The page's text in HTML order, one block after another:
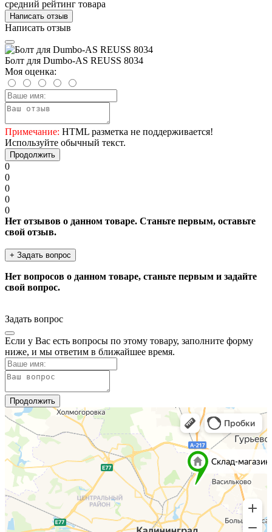
средний рейтинг товара
Написать отзыв
Написать отзыв
Болт для Dumbo-AS REUSS 8034
Моя оценка:
Примечание: HTML разметка не поддерживается!
Используйте обычный текст.
Продолжить
0
0
0
0
0
Нет отзывов о данном товаре. Станьте первым, оставьте
свой отзыв.
+ Задать вопрос
Нет вопросов о данном товаре, станьте первым и задайте
свой вопрос.
Задать вопрос
Если у Вас есть вопросы по этому товару, заполните форму
ниже, и мы ответим в ближайшее время.
Продолжить